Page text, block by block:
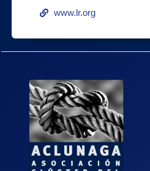
www.lr.org